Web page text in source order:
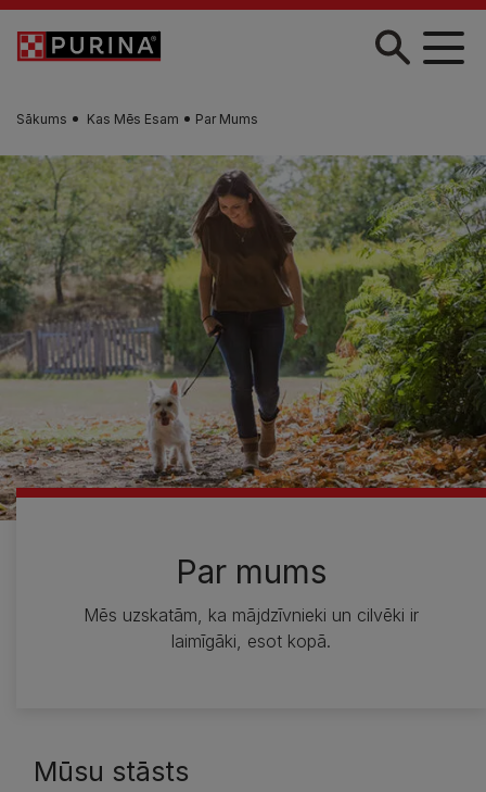
Skip to main content
Sākums Kas Mēs Esam Par Mums
Par mums
Mēs uzskatām, ka mājdzīvnieki un cilvēki ir
laimīgāki, esot kopā.
Mūsu stāsts